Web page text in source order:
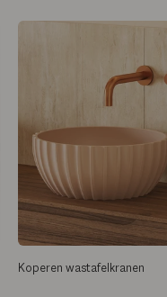
Koperen wastafelkranen